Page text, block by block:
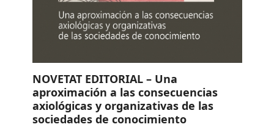
NOVETAT EDITORIAL – Una
aproximación a las consecuencias
axiológicas y organizativas de las
sociedades de conocimiento